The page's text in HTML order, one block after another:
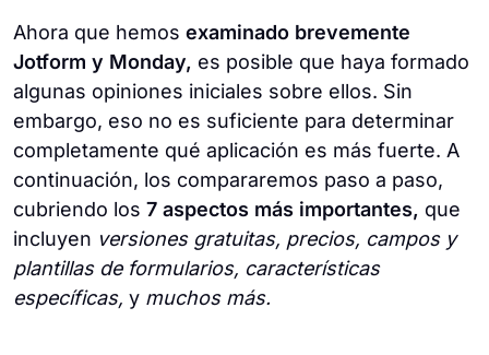
Ahora que hemos examinado brevemente
Jotform y Monday, es posible que haya formado
algunas opiniones iniciales sobre ellos. Sin
embargo, eso no es suficiente para determinar
completamente qué aplicación es más fuerte. A
continuación, los compararemos paso a paso,
cubriendo los 7 aspectos más importantes, que
incluyen versiones gratuitas, precios, campos y
plantillas de formularios, características
específicas, y muchos más.